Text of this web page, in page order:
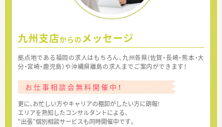
九州支店からの メッセージ
拠点地である福岡の求人はもちろん、九州各県(佐賀・長崎・熊本・大
分・宮崎・鹿児島）や沖縄県離島の求人までご案内ができます！
お仕事相談会無料開催中！
更に、お忙しい方やキャリアの棚卸がしたい方に朗報!
エリアを熟知したコンサルタントによる、
“出張”個別相談サービスも同時開催中です。